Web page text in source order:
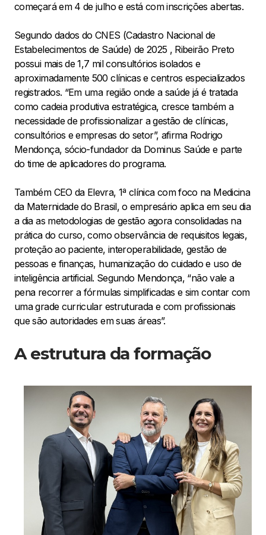
começará em 4 de julho e está com inscrições abertas.
Segundo dados do CNES (Cadastro Nacional de
Estabelecimentos de Saúde) de 2025 , Ribeirão Preto
possui mais de 1,7 mil consultórios isolados e
aproximadamente 500 clínicas e centros especializados
registrados. “Em uma região onde a saúde já é tratada
como cadeia produtiva estratégica, cresce também a
necessidade de profissionalizar a gestão de clínicas,
consultórios e empresas do setor”, afirma Rodrigo
Mendonça, sócio-fundador da Dominus Saúde e parte
do time de aplicadores do programa.
Também CEO da Elevra, 1ª clínica com foco na Medicina
da Maternidade do Brasil, o empresário aplica em seu dia
a dia as metodologias de gestão agora consolidadas na
prática do curso, como observância de requisitos legais,
proteção ao paciente, interoperabilidade, gestão de
pessoas e finanças, humanização do cuidado e uso de
inteligência artificial. Segundo Mendonça, “não vale a
pena recorrer a fórmulas simplificadas e sim contar com
uma grade curricular estruturada e com profissionais
que são autoridades em suas áreas”.
A estrutura da formação